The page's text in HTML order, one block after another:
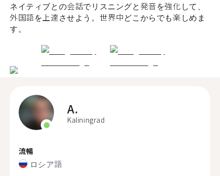
ネイティブとの会話でリスニングと発音を強化して、
外国語を上達させよう。世界中どこからでも楽しめま
す。
A.
Kaliningrad
流暢
ロシア語